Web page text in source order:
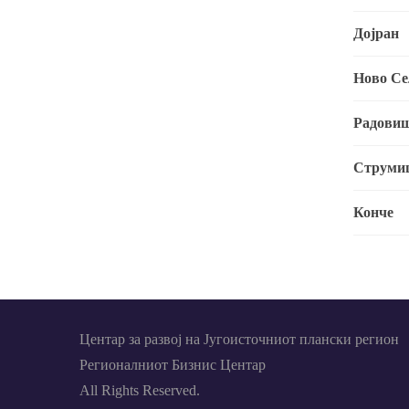
Дојран
Ново
Конче
Центар за развој на Југоисточниот плански регион
Регионалниот Бизнис Центар
All Rights Reserved.